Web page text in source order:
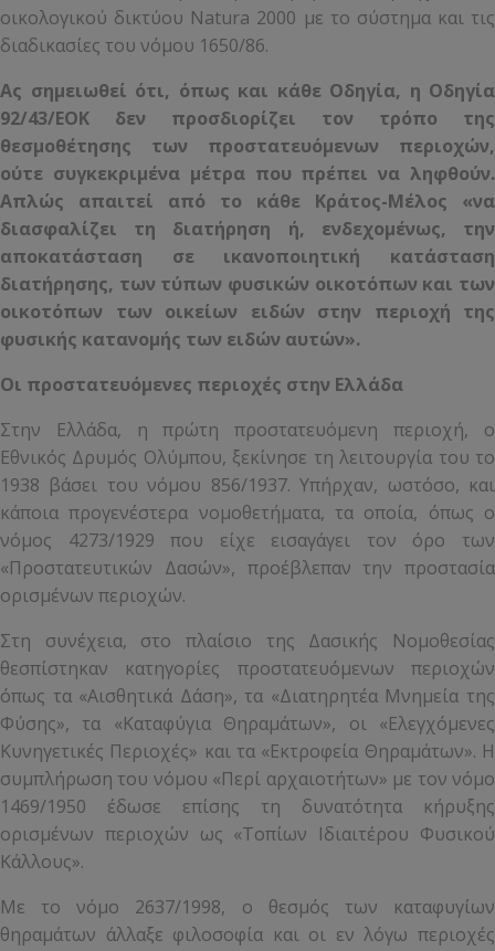
οικολογικού δικτύου Natura 2000 με το σύστημα και τις
διαδικασίες του νόμου 1650/86.
Ας σημειωθεί ότι, όπως και κάθε Οδηγία, η Οδηγία
92/43/ΕΟΚ δεν προσδιορίζει τον τρόπο της
θεσμοθέτησης των προστατευόμενων περιοχών,
ούτε συγκεκριμένα μέτρα που πρέπει να ληφθούν.
Απλώς απαιτεί από το κάθε Κράτος-Μέλος «να
διασφαλίζει τη διατήρηση ή, ενδεχομένως, την
αποκατάσταση σε ικανοποιητική κατάσταση
διατήρησης, των τύπων φυσικών οικοτόπων και των
οικοτόπων των οικείων ειδών στην περιοχή της
φυσικής κατανομής των ειδών αυτών».
Οι προστατευόμενες περιοχές στην Ελλάδα
Στην Ελλάδα, η πρώτη προστατευόμενη περιοχή, ο
Εθνικός Δρυμός Ολύμπου, ξεκίνησε τη λειτουργία του το
1938 βάσει του νόμου 856/1937. Υπήρχαν, ωστόσο, και
κάποια προγενέστερα νομοθετήματα, τα οποία, όπως ο
νόμος 4273/1929 που είχε εισαγάγει τον όρο των
«Προστατευτικών Δασών», προέβλεπαν την προστασία
ορισμένων περιοχών.
Στη συνέχεια, στο πλαίσιο της Δασικής Νομοθεσίας
θεσπίστηκαν κατηγορίες προστατευόμενων περιοχών
όπως τα «Αισθητικά Δάση», τα «Διατηρητέα Μνημεία της
Φύσης», τα «Καταφύγια Θηραμάτων», οι «Ελεγχόμενες
Κυνηγετικές Περιοχές» και τα «Εκτροφεία Θηραμάτων». Η
συμπλήρωση του νόμου «Περί αρχαιοτήτων» με τον νόμο
1469/1950 έδωσε επίσης τη δυνατότητα κήρυξης
ορισμένων περιοχών ως «Τοπίων Ιδιαιτέρου Φυσικού
Κάλλους».
Με το νόμο 2637/1998, ο θεσμός των καταφυγίων
θηραμάτων άλλαξε φιλοσοφία και οι εν λόγω περιοχές